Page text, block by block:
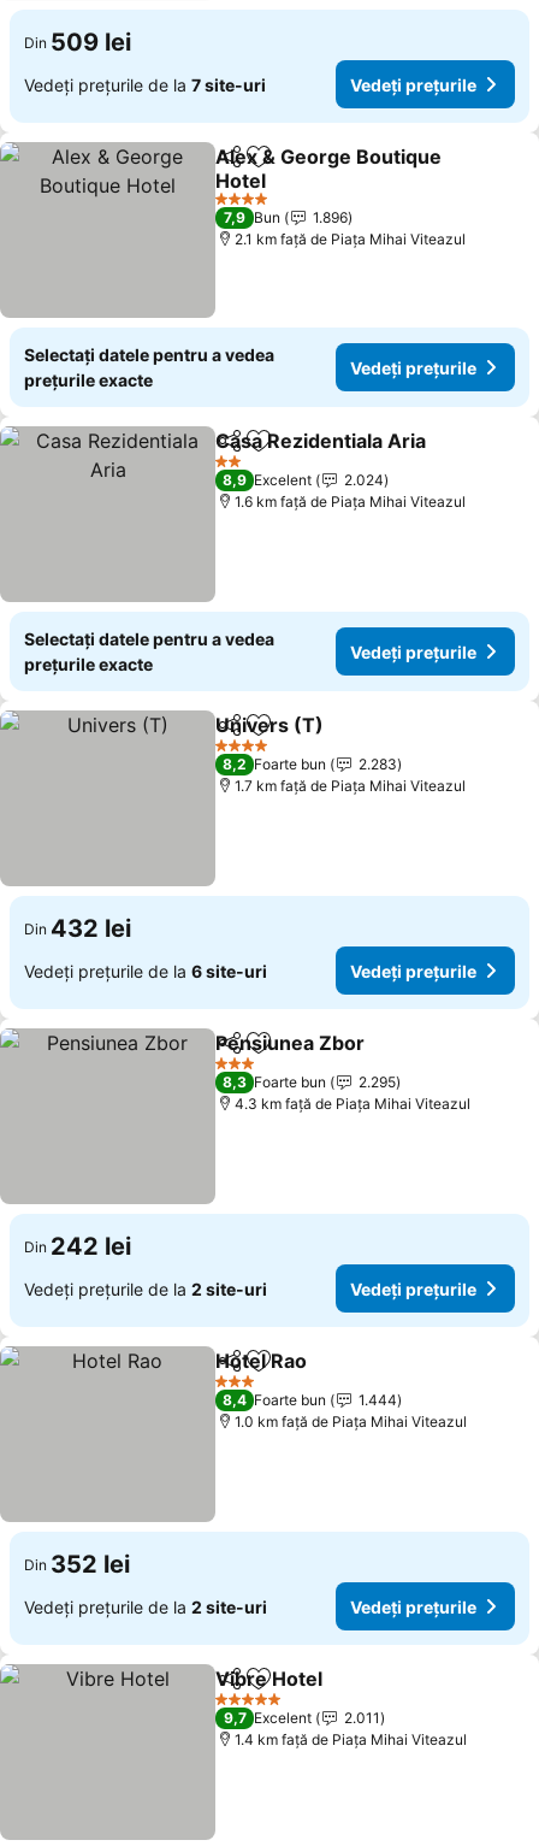
Din 509 lei
Vedeți prețurile de la 7 site-uri Vedeți prețurile
DistribuițiAdăugaţi la favorite
Alex & George Boutique
Hotel
Vedeți prețurile
4 Stele
7,9 Bun
1.896
2.1 km faţă de Piaţa Mihai Viteazul
Selectați datele pentru a vedea
prețurile exacte
Vedeți prețurile
DistribuițiAdăugaţi la favorite
Casa Rezidentiala Aria
2 Stele
8,9 Excelent
2.024
1.6 km faţă de Piaţa Mihai Viteazul
Selectați datele pentru a vedea
prețurile exacte
Vedeți prețurile
DistribuițiAdăugaţi la favorite
Univers (T)
4 Stele
8,2 Foarte bun
2.283
1.7 km faţă de Piaţa Mihai Viteazul
Din 432 lei
Vedeți prețurile de la 6 site-uri Vedeți prețurile
DistribuițiAdăugaţi la favorite
Pensiunea Zbor
3 Stele
8,3 Foarte bun
2.295
4.3 km faţă de Piaţa Mihai Viteazul
Din 242 lei
Vedeți prețurile de la 2 site-uri Vedeți prețurile
DistribuițiAdăugaţi la favorite
Hotel Rao
3 Stele
8,4 Foarte bun
1.444
1.0 km faţă de Piaţa Mihai Viteazul
Din 352 lei
Vedeți prețurile de la 2 site-uri Vedeți prețurile
DistribuițiAdăugaţi la favorite
Vibre Hotel
5 Stele
9,7 Excelent
2.011
1.4 km faţă de Piaţa Mihai Viteazul